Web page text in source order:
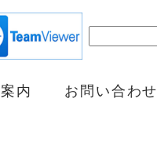
検
索:
内 お問い合わせ